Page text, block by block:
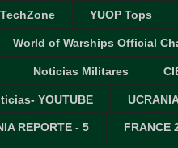
TechZone YUOP Tops
World of Warships Official
Noticias Militares
YOUTUBE
REPORTE - 5 FRANCE